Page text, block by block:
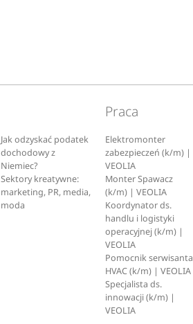
Jak odzyskać podatek
dochodowy z
Niemiec?
Sektory kreatywne:
marketing, PR, media,
moda
Praca
Elektromonter
zabezpieczeń (k/m) |
VEOLIA
Monter Spawacz
(k/m) | VEOLIA
Koordynator ds.
handlu i logistyki
operacyjnej (k/m) |
VEOLIA
Pomocnik serwisanta
HVAC (k/m) | VEOLIA
Specjalista ds.
innowacji (k/m) |
VEOLIA